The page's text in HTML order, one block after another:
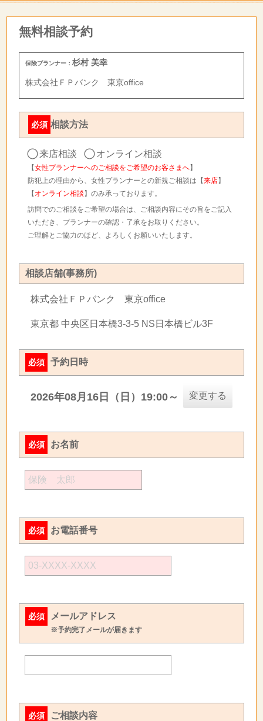
無料相談予約
保険プランナー：杉村 美幸
株式会社ＦＰバンク 東京office
必須 相談方法
来店相談 オンライン相談
【女性プランナーへのご相談をご希望のお客さまへ】
防犯上の理由から、女性プランナーとの新規ご相談は【来店】
【 オンライン相談 】のみ承っております。
訪問でのご相談をご希望の場合は、ご相談内容にその旨をご記入
いただき、プランナーの確認・了承をお取りください。
ご理解とご協力のほど、よろしくお願いいたします。
相談店舗(事務所)
株式会社ＦＰバンク 東京office
東京都 中央区日本橋3-3-5 NS日本橋ビル3F
必須 予約日時
2026年08月16日（日）19:00～ 変更する
必須 お名前
必須 お電話番号
必須 メールアドレス
※予約完了メールが届きます
必須 ご相談内容